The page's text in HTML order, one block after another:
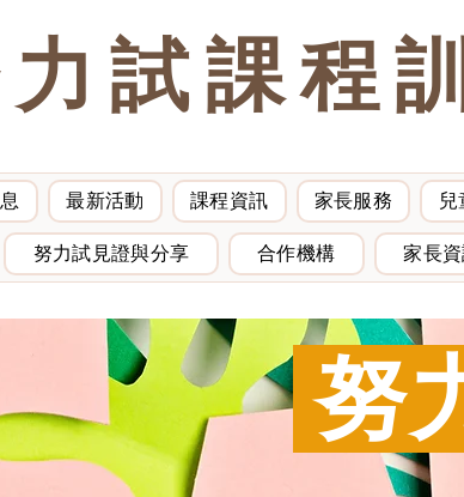
試課程
最新活動 課程資訊 家長服務 兒
努力試見證與分享 合作機構 家長
努